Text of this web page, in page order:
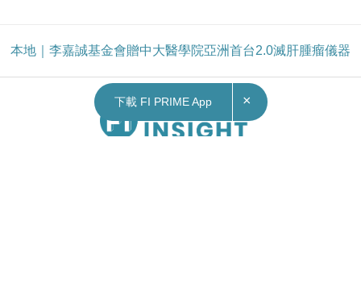
本地｜李嘉誠基金會贈中大醫學院亞洲首台2.0滅肝腫瘤儀器
下載 FI PRIME App ×